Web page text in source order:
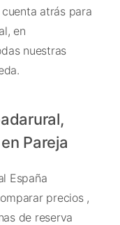
atrás para
en
nuestras
Pareja
España
precios ,
de reserva